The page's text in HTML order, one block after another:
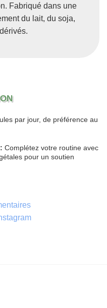
Fabriqué dans une
du lait, du soja,
par jour, de préférence au
Complétez votre routine avec
pour un soutien